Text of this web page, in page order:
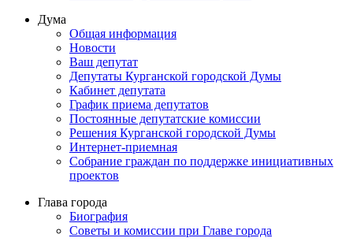
Дума
Общая информация
Новости
Ваш депутат
Депутаты Курганской городской Думы
Кабинет депутата
График приема депутатов
Постоянные депутатские комиссии
Решения Курганской городской Думы
Интернет-приемная
Собрание граждан по поддержке инициативных
проектов
Глава города
Биография
Советы и комиссии при Главе города